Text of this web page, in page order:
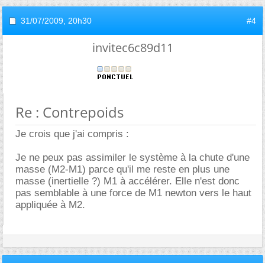
31/07/2009, 20h30 #4
invitec6c89d11
Re : Contrepoids
Je crois que j'ai compris :
Je ne peux pas assimiler le système à la chute d'une
masse (M2-M1) parce qu'il me reste en plus une
masse (inertielle ?) M1 à accélérer. Elle n'est donc
pas semblable à une force de M1 newton vers le haut
appliquée à M2.